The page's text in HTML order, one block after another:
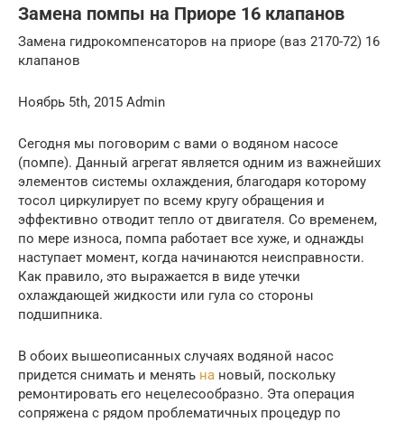
Замена помпы на Приоре 16 клапанов
Замена гидрокомпенсаторов на приоре (ваз 2170-72) 16
клапанов
Ноябрь 5th, 2015 Admin
Сегодня мы поговорим с вами о водяном насосе
(помпе). Данный агрегат является одним из важнейших
элементов системы охлаждения, благодаря которому
тосол циркулирует по всему кругу обращения и
эффективно отводит тепло от двигателя. Со временем,
по мере износа, помпа работает все хуже, и однажды
наступает момент, когда начинаются неисправности.
Как правило, это выражается в виде утечки
охлаждающей жидкости или гула со стороны
подшипника.
В обоих вышеописанных случаях водяной насос
придется снимать и менять на новый, поскольку
ремонтировать его нецелесообразно. Эта операция
сопряжена с рядом проблематичных процедур по